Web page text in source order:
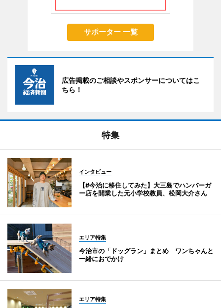
サポーター 一覧
広告掲載のご相談やスポンサーについてはこ
ちら！
特集
インタビュー
【#今治に移住してみた】大三島でハンバーガ
ー店を開業した元小学校教員、松岡大介さん
エリア特集
今治市の「ドッグラン」まとめ ワンちゃんと
一緒におでかけ
エリア特集